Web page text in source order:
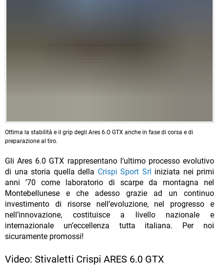
Ottima la stabilità e il grip degli Ares 6.O GTX anche in fase di corsa e di
preparazione al tiro.
Gli Ares 6.0 GTX rappresentano l’ultimo processo evolutivo
di una storia quella della Crispi Sport Srl iniziata nei primi
anni ’70 come laboratorio di scarpe da montagna nel
Montebellunese e che adesso grazie ad un continuo
investimento di risorse nell’evoluzione, nel progresso e
nell’innovazione, costituisce a livello nazionale e
internazionale un’eccellenza tutta italiana. Per noi
sicuramente promossi!
Video: Stivaletti Crispi ARES 6.0 GTX